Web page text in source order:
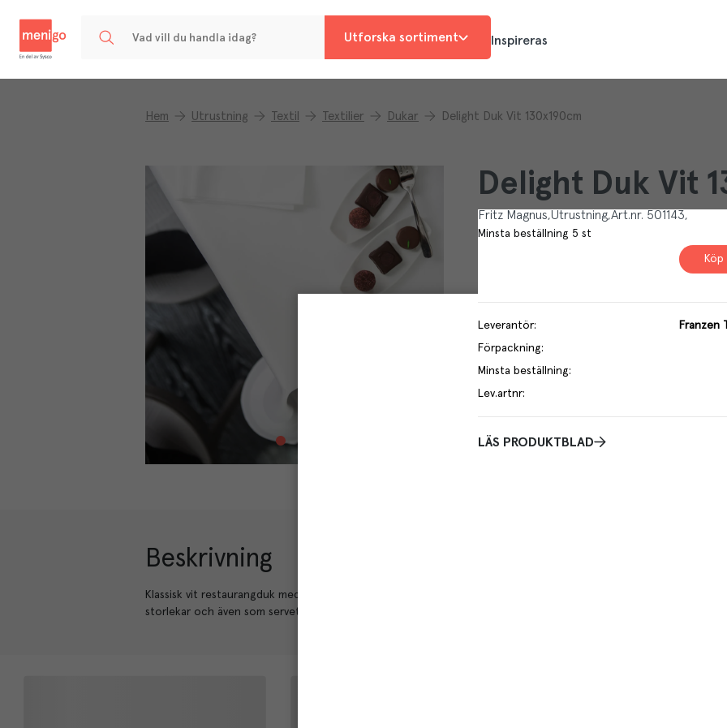
Utforska sortiment Inspireras
Hem Utrustning Textil Textilier Dukar Delight Duk Vit 130x190cm
Delight Duk Vit
Fritz Magnus Utrustning Art.nr. 501143
Minsta beställning 5 st
Köp
Leverantör:
Franzen
Förpackning:
Minsta beställning:
Lev.artnr:
LÄS PRODUKTBLAD
Beskrivning
Klassisk vit restaurangduk med diskret satinrand, 100% bomull. Denna duk finns i många
storlekar och även som servett.